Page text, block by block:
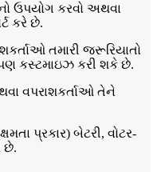
ઉપયોગ કરવો અથવા
કરે છે.
તમારી જરૂરિયાતો
કસ્ટમાઇઝ કરી શકે છે.
વપરાશકર્તાઓ તેને
પ્રકાર) બેટરી, વોટર-
છે.